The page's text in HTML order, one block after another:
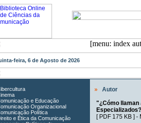
feira, 6 de Agosto de 2026
e Educação
Organizacional
Política
e Ética da Comunicação
»
Autor
"¿Cómo llaman
[ PDF 175 KB] -